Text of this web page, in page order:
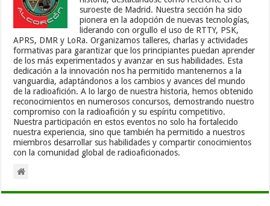
suroeste de Madrid. Nuestra sección ha sido
pionera en la adopción de nuevas tecnologías,
liderando con orgullo el uso de RTTY, PSK,
APRS, DMR y LoRa. Organizamos talleres, charlas y actividades
formativas para garantizar que los principiantes puedan aprender
de los más experimentados y avanzar en sus habilidades. Esta
dedicación a la innovación nos ha permitido mantenernos a la
vanguardia, adaptándonos a los cambios y avances del mundo
de la radioafición. A lo largo de nuestra historia, hemos obtenido
reconocimientos en numerosos concursos, demostrando nuestro
compromiso con la radioafición y su espíritu competitivo.
Nuestra participación en estos eventos no solo ha fortalecido
nuestra experiencia, sino que también ha permitido a nuestros
miembros desarrollar sus habilidades y compartir conocimientos
con la comunidad global de radioaficionados.